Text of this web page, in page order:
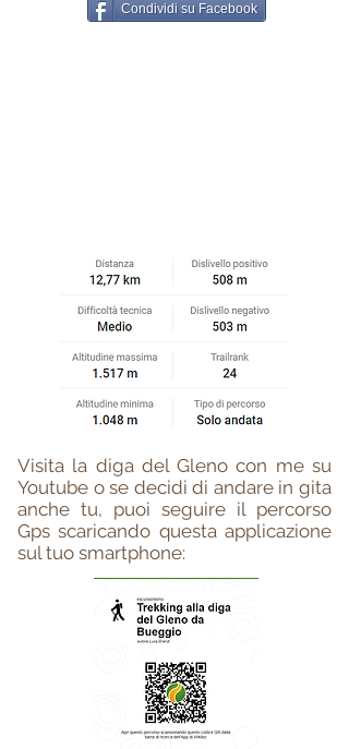
Condividi su Facebook
Visita la diga del Gleno con me su
Youtube o se decidi di andare in gita
anche tu, puoi seguire il percorso
Gps scaricando questa applicazione
sul tuo smartphone: